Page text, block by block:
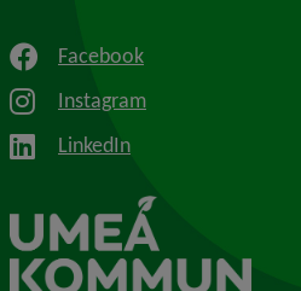
Facebook
Instagram
LinkedIn